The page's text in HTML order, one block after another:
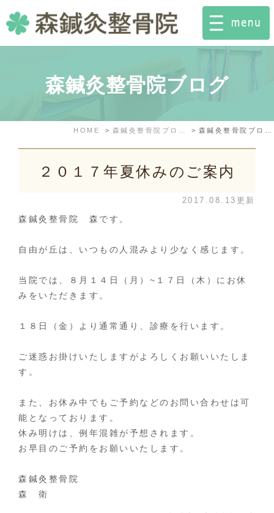
森鍼灸整骨院ブログ
HOME
２０１７年夏休みのご案内
2017.08.13更新
森鍼灸整骨院 森です。
自由が丘は、いつもの人混みより少なく感じます。
当院では、８月１４日（月）~１７日（木）にお休
みをいただきます。
１８日（金）より通常通り、診療を行います。
ご迷惑お掛けいたしますがよろしくお願いいたしま
す。
また、お休み中でもご予約などのお問い合わせは可
能となっております。
休み明けは、例年混雑が予想されます。
お早目のご予約をお願いいたします。
森鍼灸整骨院
森 衛